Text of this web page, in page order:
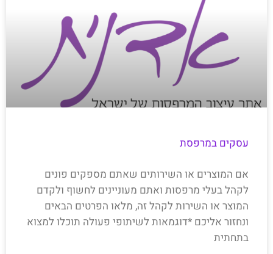
עסקים במרפסת
אם המוצרים או השירותים שאתם מספקים פונים
לקהל בעלי מרפסות ואתם מעוניינים לחשוף ולקדם
המוצר או השירות לקהל זה, מלאו הפרטים הבאים
ונחזור אליכם *דוגמאות לשיתופי פעולה תוכלו למצוא
בתחתית